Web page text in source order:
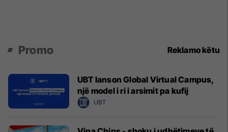
Promo Reklamo këtu
UBT lanson Global Virtual Campus,
një model i ri i arsimit pa kufij
UBT